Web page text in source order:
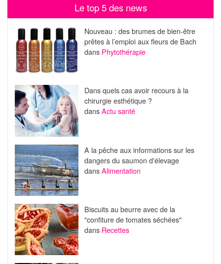
Le top 5 des news
Nouveau : des brumes de bien-être
prêtes à l’emploi aux fleurs de Bach
dans Phytothérapie
Dans quels cas avoir recours à la
chirurgie esthétique ?
dansActu santé
A la pêche aux informations sur les
dangers du saumon d'élevage
dansAlimentation
Biscuits au beurre avec de la
"confiture de tomates séchées"
dans Recettes